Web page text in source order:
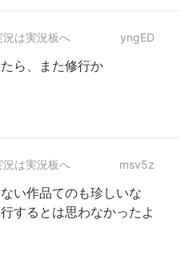
況は実況板へ yngED
ら、また修行か
況は実況板へ msv5z
い作品てのも珍しいな
するとは思わなかったよ